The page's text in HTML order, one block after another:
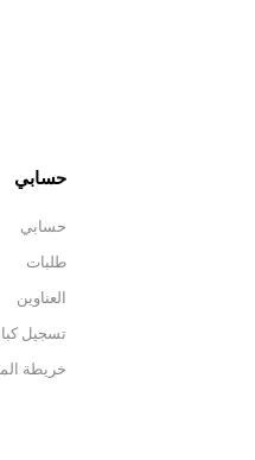
حسابي
حسابي
طلبات
العناوين
تسجيل
خريطة